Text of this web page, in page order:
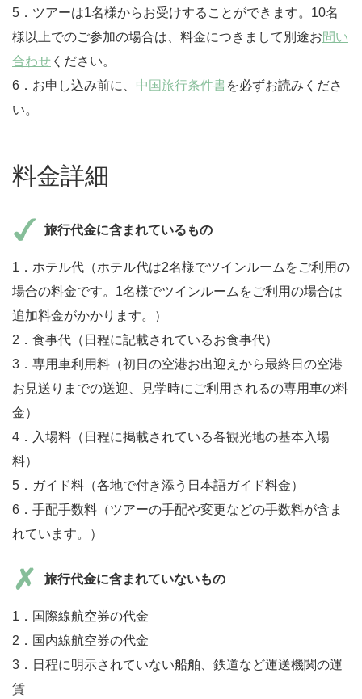
5．ツアーは1名様からお受けすることができます。10名
様以上でのご参加の場合は、料金につきまして別途お問い
合わせ ください。
6．お申し込み前に、 中国旅行条件書を必ずお読みくださ
い。
料金詳細
旅行代金に含まれているもの
1．ホテル代（ホテル代は2名様でツインルームをご利用の
場合の料金です。1名様でツインルームをご利用の場合は
追加料金がかかります。）
2．食事代（日程に記載されているお食事代）
3．専用車利用料（初日の空港お出迎えから最終日の空港
お見送りまでの送迎、見学時にご利用されるの専用車の料
金）
4．入場料（日程に掲載されている各観光地の基本入場
料）
5．ガイド料（各地で付き添う日本語ガイド料金）
6．手配手数料（ツアーの手配や変更などの手数料が含ま
れています。）
旅行代金に含まれていないもの
1．国際線航空券の代金
2．国内線航空券の代金
3．日程に明示されていない船舶、鉄道など運送機関の運
賃